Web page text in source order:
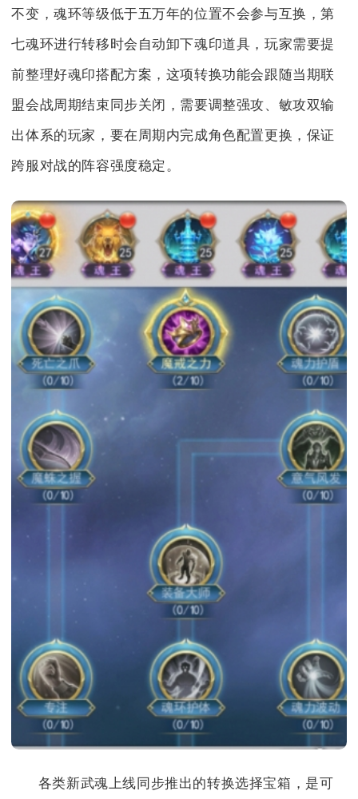
不变，魂环等级低于五万年的位置不会参与互换，第
七魂环进行转移时会自动卸下魂印道具，玩家需要提
前整理好魂印搭配方案，这项转换功能会跟随当期联
盟会战周期结束同步关闭，需要调整强攻、敏攻双输
出体系的玩家，要在周期内完成角色配置更换，保证
跨服对战的阵容强度稳定。
各类新武魂上线同步推出的转换选择宝箱，是可